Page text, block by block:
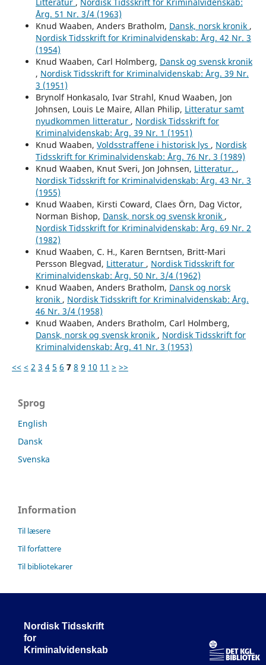
Årg. 51 Nr. 3/4 (1963)
Knud Waaben, Anders Bratholm, Dansk, norsk kronik ,
Nordisk Tidsskrift for Kriminalvidenskab: Årg. 42 Nr. 3
(1954)
Knud Waaben, Carl Holmberg, Dansk og svensk kronik
, Nordisk Tidsskrift for Kriminalvidenskab: Årg. 39 Nr.
3 (1951)
Brynolf Honkasalo, Ivar Strahl, Knud Waaben, Jon
Johnsen, Louis Le Maire, Allan Philip, Litteratur samt
nyudkommen litteratur , Nordisk Tidsskrift for
Kriminalvidenskab: Årg. 39 Nr. 1 (1951)
Knud Waaben, Voldsstraffene i historisk lys , Nordisk
Tidsskrift for Kriminalvidenskab: Årg. 76 Nr. 3 (1989)
Knud Waaben, Knut Sveri, Jon Johnsen, Litteratur. ,
Nordisk Tidsskrift for Kriminalvidenskab: Årg. 43 Nr. 3
(1955)
Knud Waaben, Kirsti Coward, Claes Örn, Dag Victor,
Norman Bishop, Dansk, norsk og svensk kronik ,
Nordisk Tidsskrift for Kriminalvidenskab: Årg. 69 Nr. 2
(1982)
Knud Waaben, C. H., Karen Berntsen, Britt-Mari
Persson Blegvad, Litteratur , Nordisk Tidsskrift for
Kriminalvidenskab: Årg. 50 Nr. 3/4 (1962)
Knud Waaben, Anders Bratholm, Dansk og norsk
kronik , Nordisk Tidsskrift for Kriminalvidenskab: Årg.
46 Nr. 3/4 (1958)
Knud Waaben, Anders Bratholm, Carl Holmberg,
Dansk, norsk og svensk kronik , Nordisk Tidsskrift for
Kriminalvidenskab: Årg. 41 Nr. 3 (1953)
<< < 2 3 4 5 6 7 8 9 10 11 > >>
Sprog
English
Dansk
Svenska
Information
Til læsere
Til forfattere
Til bibliotekarer
Nordisk Tidsskrift
for
Kriminalvidenskab